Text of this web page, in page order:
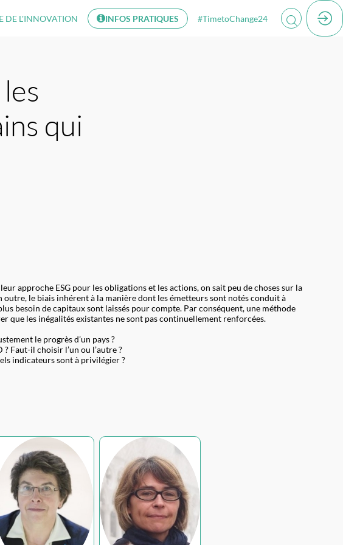
DE L'INNOVATION INFOS PRATIQUES #TimetoChange24
qui
approche ESG pour les obligations et les actions, on sait peu de choses sur la
le biais inhérent à la manière dont les émetteurs sont notés conduit à
besoin de capitaux sont laissés pour compte. Par conséquent, une méthode
que les inégalités existantes ne sont pas continuellement renforcées.
le progrès d’un pays ?
Faut-il choisir l’un ou l’autre ?
indicateurs sont à privilégier ?
SM NR